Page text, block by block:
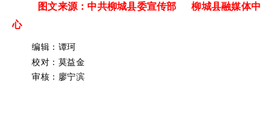
图文来源：中共柳城县委宣传部 柳城县融媒体中
心
编辑：谭珂
校对：莫益金
审核：廖宁滨